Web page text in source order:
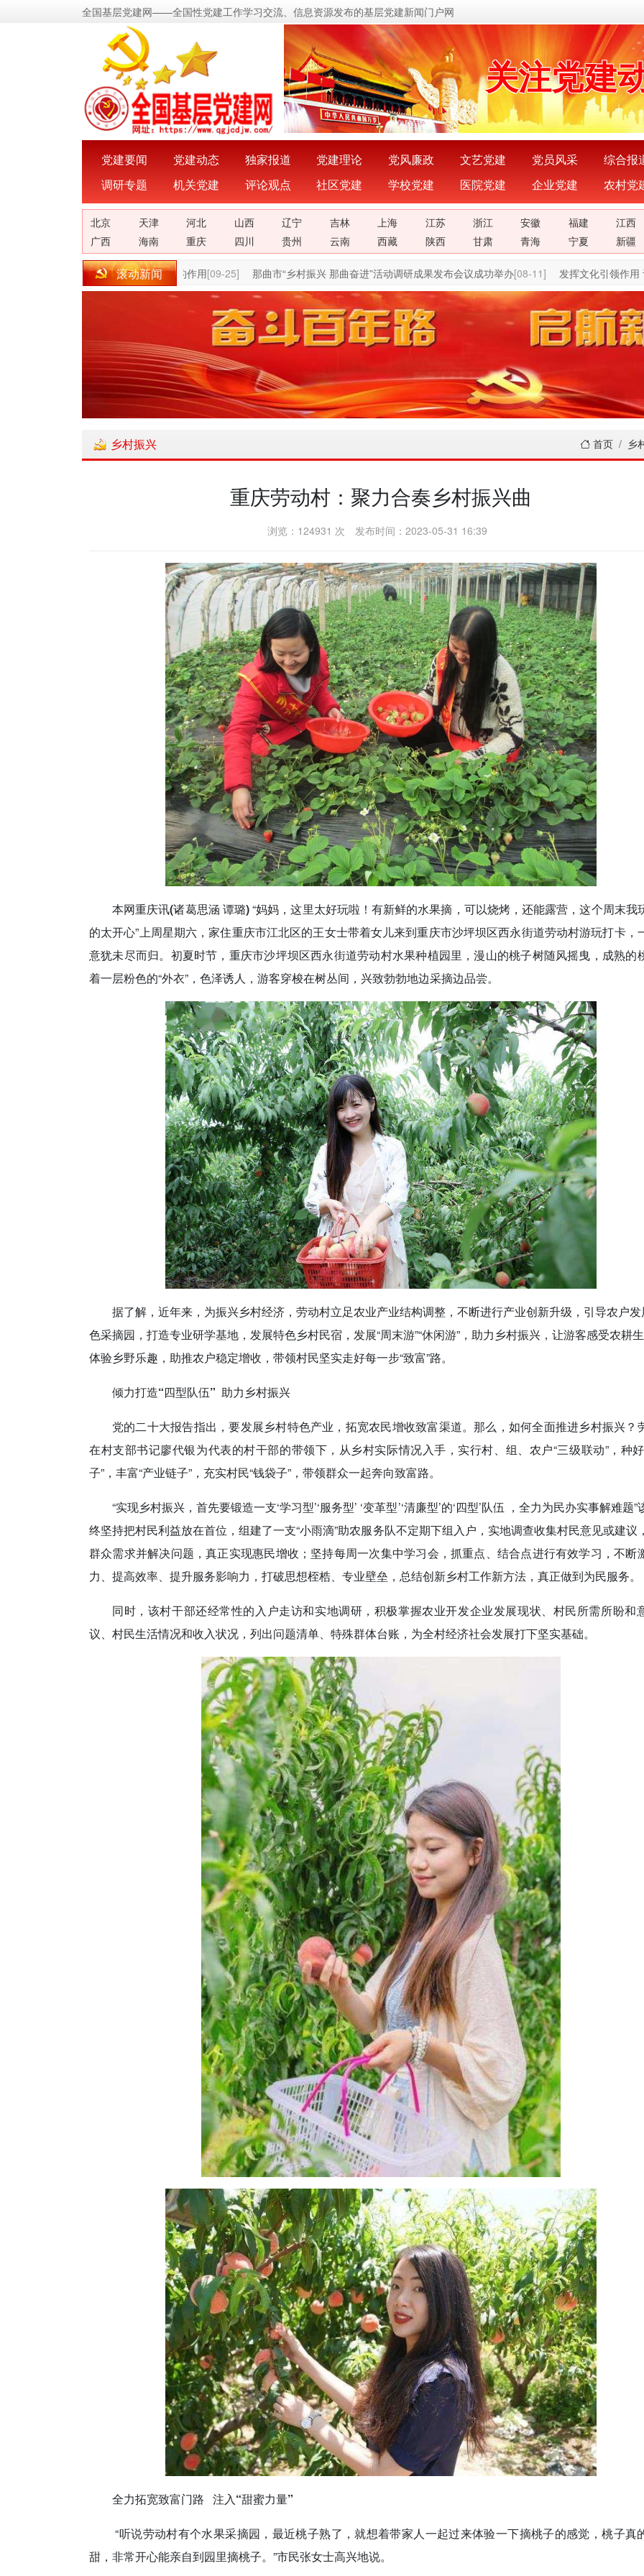
全国基层党建网——全国性党建工作学习交流、信息资源发布的基层党建新闻门户网
关注党建
展示党建
宣传党建
传播党建
密切党群
传递党的
党建要闻 党建动态 独家报道 党建理论 党风廉政 文艺党建 党员风采
综合报
调研专题
机关党建 评论观点 社区党建 学校党建 医院党建 企业党建 农村党
北京 天津 河北 山西 辽宁 吉林 上海 江苏 浙江 安徽 福建
江西
广西
海南 重庆 四川 贵州 云南 西藏 陕西 甘肃 青海 宁夏 新疆
滚动新闻
:充分发挥党建在乡村产业振兴中的作用 [09-25] 那曲市“乡村振兴 那曲奋进”活动调研成果发布会议成功举办[08-11] 发挥文化引领作用 让
乡村振兴 首页 乡
重庆劳动村：聚力合奏乡村振兴曲
浏览：124931 次 发布时间：2023-05-31 16:39
本网重庆讯(诸葛思涵 谭璐)“妈妈，这里太好玩啦！有新鲜的水果摘，可以烧烤，还能露营，这个周末我
的太开心”上周星期六，家住重庆市江北区的王女士带着女儿来到重庆市沙坪坝区西永街道劳动村游玩打卡，
意犹未尽而归。初夏时节，重庆市沙坪坝区西永街道劳动村水果种植园里，漫山的桃子树随风摇曳，成熟的
着一层粉色的“外衣”，色泽诱人，游客穿梭在树丛间，兴致勃勃地边采摘边品尝。
据了解，近年来，为振兴乡村经济，劳动村立足农业产业结构调整，不断进行产业创新升级，引导农户
色采摘园，打造专业研学基地，发展特色乡村民宿，发展“周末游”“休闲游”，助力乡村振兴，让游客感受农耕
体验乡野乐趣，助推农户稳定增收，带领村民坚实走好每一步“致富”路。
倾力打造“四型队伍” 助力乡村振兴
党的二十大报告指出，要发展乡村特色产业，拓宽农民增收致富渠道。那么，如何全面推进乡村振兴？
在村支部书记廖代银为代表的村干部的带领下，从乡村实际情况入手，实行村、组、农户“三级联动”，种
子”，丰富“产业链子”，充实村民“钱袋子”，带领群众一起奔向致富路。
“实现乡村振兴，首先要锻造一支‘学习型’‘服务型’ ‘变革型’‘清廉型’的‘四型’队伍 ，全力为民办实事解难题”
终坚持把村民利益放在首位，组建了一支“小雨滴”助农服务队不定期下组入户，实地调查收集村民意见或建议
群众需求并解决问题，真正实现惠民增收；坚持每周一次集中学习会，抓重点、结合点进行有效学习，不断
力、提高效率、提升服务影响力，打破思想桎梏、专业壁垒，总结创新乡村工作新方法，真正做到为民服务。
同时，该村干部还经常性的入户走访和实地调研，积极掌握农业开发企业发展现状、村民所需所盼和
议、村民生活情况和收入状况，列出问题清单、特殊群体台账，为全村经济社会发展打下坚实基础。
全力拓宽致富门路 注入“甜蜜力量”
“听说劳动村有个水果采摘园，最近桃子熟了，就想着带家人一起过来体验一下摘桃子的感觉，桃子真
甜，非常开心能亲自到园里摘桃子。”市民张女士高兴地说。